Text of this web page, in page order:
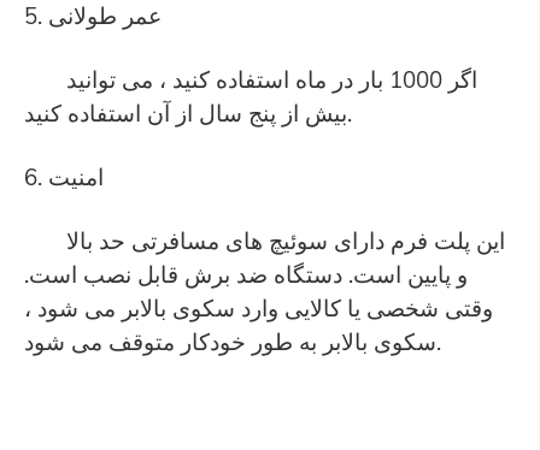
5. عمر طولانی
بیش از پنج سال از آن استفاده کنید.
6. امنیت
و پایین است. دستگاه ضد برش قابل نصب است.
وقتی شخصی یا کالایی وارد سکوی بالابر می شود ،
سکوی بالابر به طور خودکار متوقف می شود.